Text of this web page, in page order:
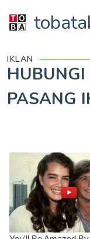
IKLAN
PASANG